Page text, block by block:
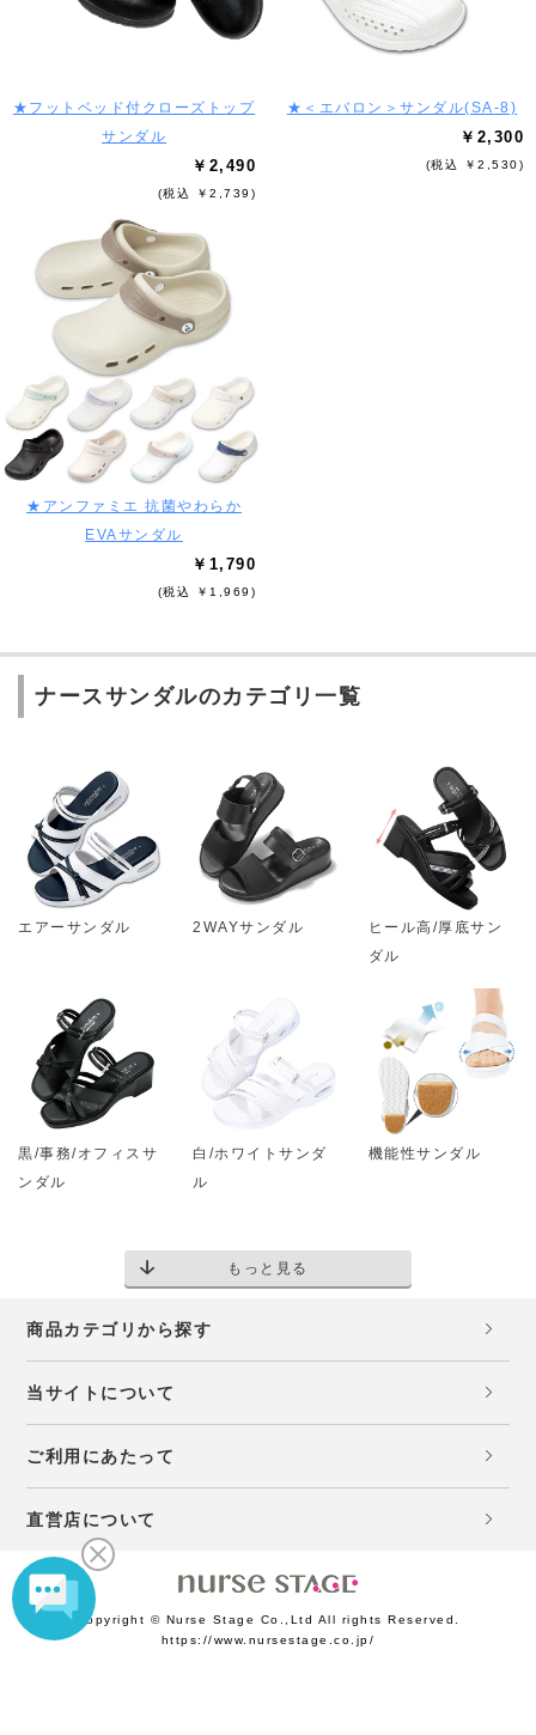
★フットベッド付クローズトップ
サンダル
￥2,490
(税込 ￥2,739)
★＜エバロン＞サンダル(SA-8)
￥2,300
(税込 ￥2,530)
★アンファミエ 抗菌やわらか
EVAサンダル
￥1,790
(税込 ￥1,969)
ナースサンダルのカテゴリ一覧
エアーサンダル 2WAYサンダル
ヒール高/厚底サン
ダル
黒/事務/オフィスサ
ンダル
白/ホワイトサンダ
ル
機能性サンダル
もっと見る
商品カテゴリから探す
当サイトについて
ご利用にあたって
直営店について
Copyright © Nurse Stage Co.,Ltd All rights Reserved.
https://www.nursestage.co.jp/